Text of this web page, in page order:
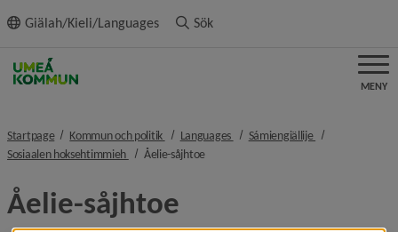
innehållet
Giälah/Kieli/Languages Sök
MENY
Startpage Kommun och politik nivå i brödsmulenavigeringen
Languages nivå i brödsmulenavigeringen
Sámiengiällije nivå i
Sosiaalen hoksehtimmieh nivå i brödsmulenavigeringen
Åelie-såjhtoenivå i brödsmulenavigeringen
Åelie-såjhtoe